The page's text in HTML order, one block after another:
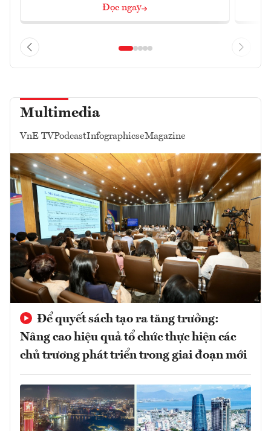
Đọc ngay
Multimedia
VnE TVPodcastInfographicseMagazine
Để quyết sách tạo ra tăng trưởng:
Nâng cao hiệu quả tổ chức thực hiện các
chủ trương phát triển trong giai đoạn mới